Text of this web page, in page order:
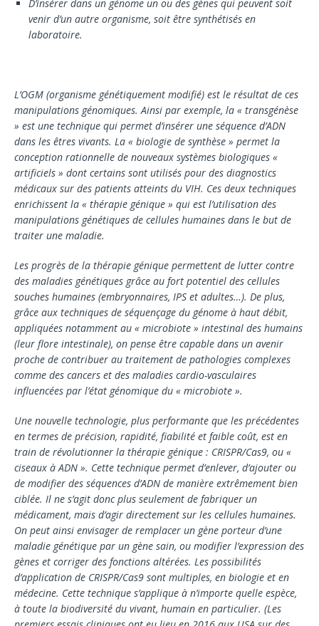
D’insérer dans un génome un ou des gènes qui peuvent soit
venir d’un autre organisme, soit être synthétisés en
laboratoire.
L’OGM (organisme génétiquement modifié) est le résultat de ces
manipulations génomiques. Ainsi par exemple, la « transgénèse
» est une tech­nique qui permet d’insérer une séquence d’ADN
dans les êtres vivants. La « biologie de synthèse » permet la
conception rationnelle de nouveaux sys­tèmes biologiques «
artificiels » dont certains sont utilisés pour des diagnostics
médicaux sur des pa­tients atteints du VIH. Ces deux techniques
enri­chissent la « thérapie génique » qui est l’utilisation des
manipulations génétiques de cellules humaines dans le but de
traiter une maladie.
Les progrès de la thérapie génique permettent de lutter contre
des maladies génétiques grâce au fort potentiel des cellules
souches humaines (em­bryonnaires, IPS et adultes…). De plus,
grâce aux techniques de séquençage du génome à haut débit,
appliquées notamment au « microbiote » intestinal des humains
(leur flore intestinale), on pense être capable dans un avenir
proche de contribuer au trai­tement de pathologies complexes
comme des can­cers et des maladies cardio-vasculaires
influencées par l’état génomique du « microbiote ».
Une nouvelle technologie, plus performante que les précédentes
en termes de précision, rapidité, fia­bilité et faible coût, est en
train de révolutionner la thérapie génique : CRISPR/Cas9, ou «
ciseaux à ADN ». Cette technique permet d’enlever, d’ajouter ou
de modifier des séquences d’ADN de manière extrême­ment bien
ciblée. Il ne s’agit donc plus seulement de fabriquer un
médicament, mais d’agir directement sur les cellules humaines.
On peut ainsi envisager de remplacer un gène porteur d’une
maladie génétique par un gène sain, ou modifier l’expression des
gènes et corriger des fonctions altérées. Les possibilités
d’application de CRISPR/Cas9 sont multiples, en bio­logie et en
médecine. Cette technique s’applique à n’importe quelle espèce,
à toute la biodiversité du vi­vant, humain en particulier. (Les